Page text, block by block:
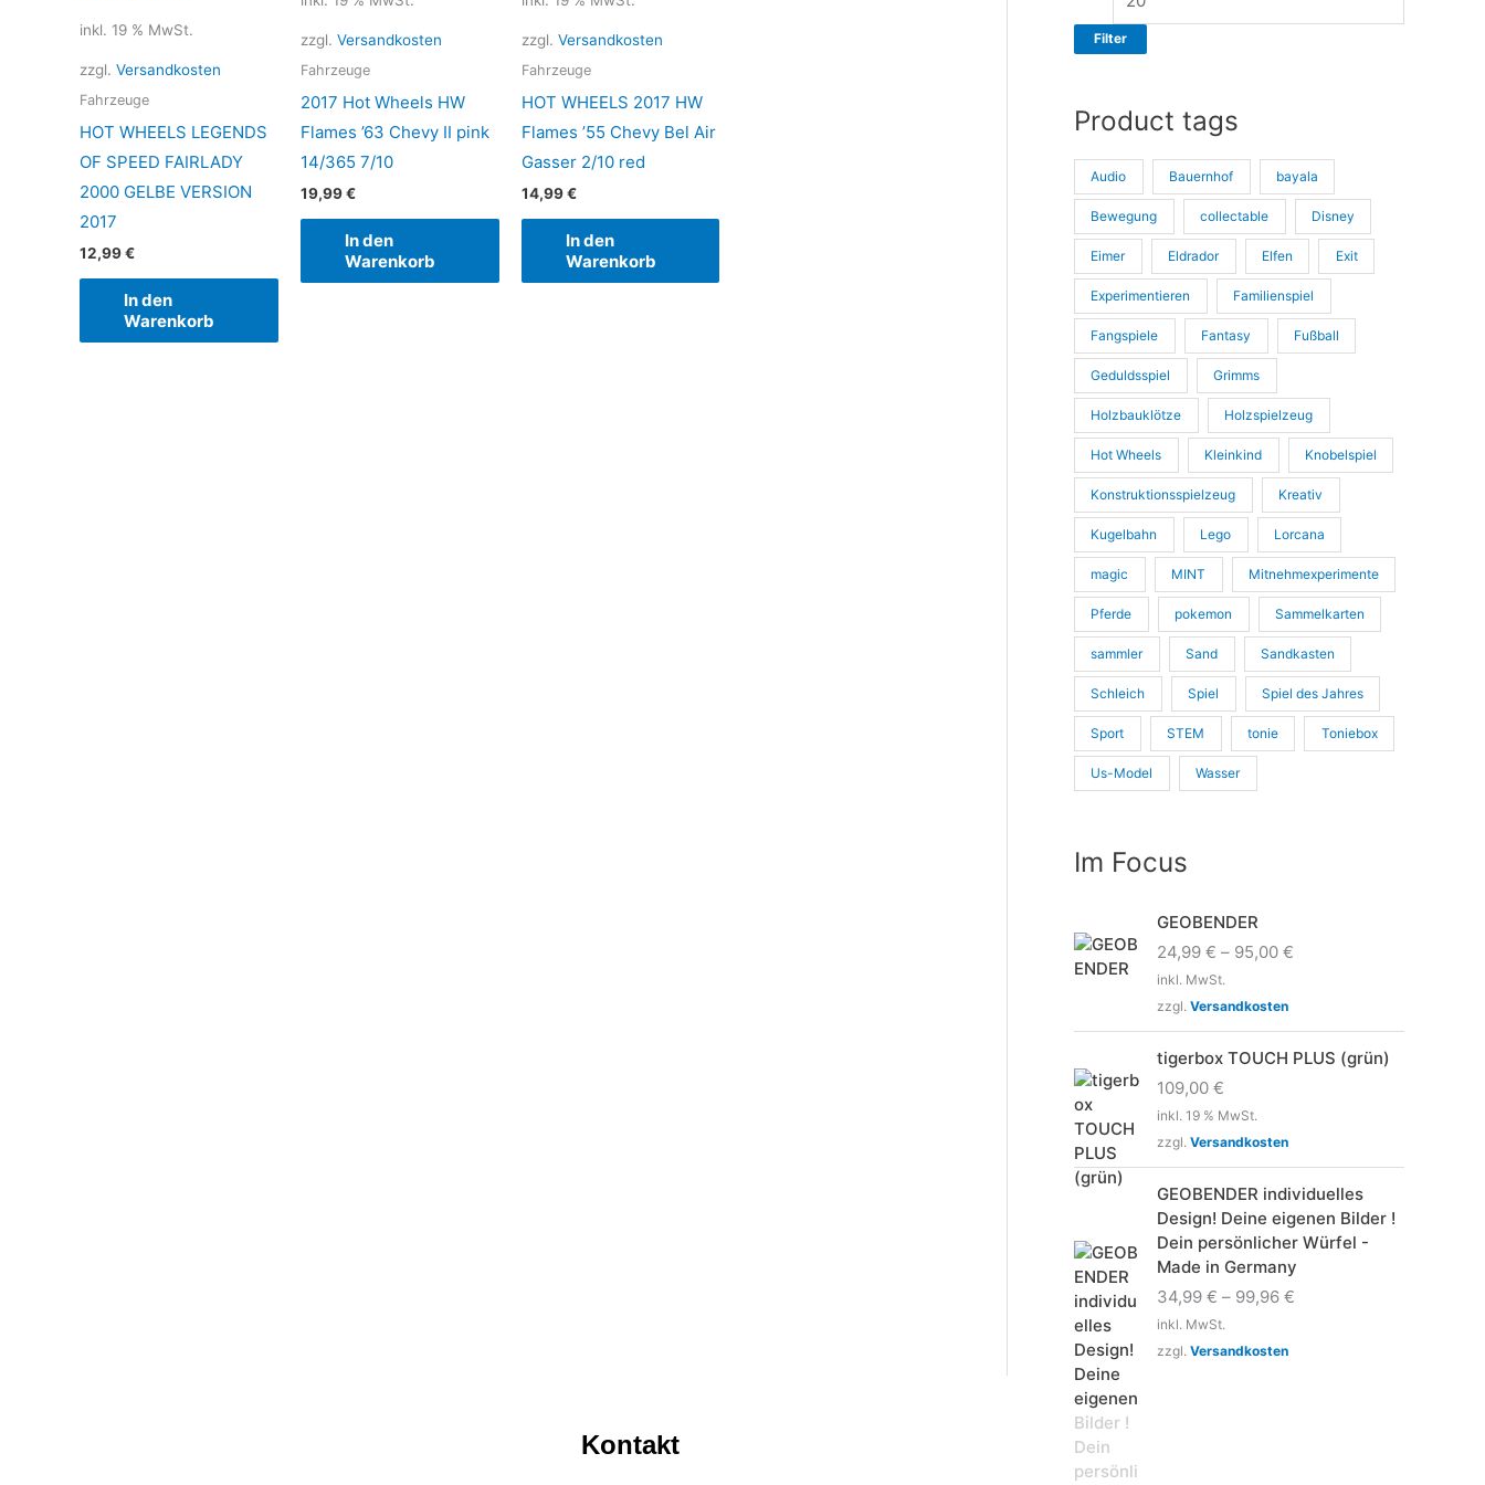
inkl. 19 % MwSt.
zzgl. Versandkosten
Fahrzeuge
HOT WHEELS LEGENDS
OF SPEED FAIRLADY
2000 GELBE VERSION
2017
12,99€
In den
Warenkorb
zzgl. Versandkosten
Fahrzeuge
2017 Hot Wheels HW
Flames ’63 Chevy II pink
14/365 7/10
19,99€
In den
Warenkorb
zzgl. Versandkosten
Fahrzeuge
HOT WHEELS 2017 HW
Flames ’55 Chevy Bel Air
Gasser 2/10 red
14,99€
In den
Warenkorb
Filter
Product tags
Audio Bauernhof bayala
Bewegung collectable Disney
Eimer Eldrador Elfen Exit
Experimentieren Familienspiel
Fangspiele Fantasy Fußball
Geduldsspiel Grimms
Holzbauklötze Holzspielzeug
Hot Wheels Kleinkind Knobelspiel
Konstruktionsspielzeug Kreativ
Kugelbahn Lego Lorcana
magic MINT Mitnehmexperimente
Pferde pokemon Sammelkarten
sammler Sand Sandkasten
Schleich Spiel Spiel des Jahres
Sport STEM tonie Toniebox
Us-Model Wasser
Im Focus
GEOBENDER
24,99 € – 95,00 €
inkl. MwSt.
zzgl. Versandkosten
tigerbox TOUCH PLUS (grün)
109,00 €
inkl. 19 % MwSt.
zzgl. Versandkosten
GEOBENDER individuelles
Design! Deine eigenen Bilder !
Dein persönlicher Würfel -
Made in Germany
34,99 € – 99,96 €
inkl. MwSt.
zzgl. Versandkosten
Kontakt